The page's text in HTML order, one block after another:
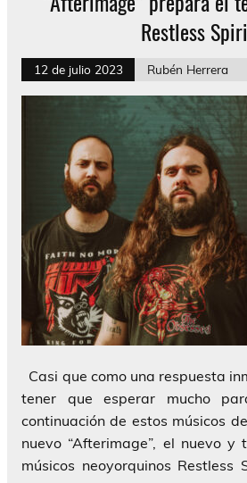
Restless
12 de julio 2023 Rubén Herrera
Casi que como una respuesta
tener que esperar mucho
continuación de estos músicos
nuevo “Afterimage”, el nuevo
músicos neoyorquinos